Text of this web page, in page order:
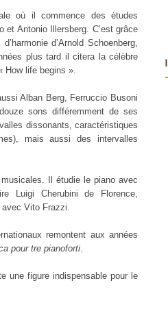
où il commence des études
Antonio Illersberg. C’est grâce
d’Arnold Schoenberg,
plus tard il citera la célèbre
How life begins ».
Alban Berg, Ferruccio Busoni
sons différemment de ses
dissonants, caractéristiques
mais aussi des intervalles
Il étudie le piano avec
Luigi Cherubini de Florence,
avec Vito Frazzi.
remontent aux années
pour tre pianoforti.
une figure indispensable pour le